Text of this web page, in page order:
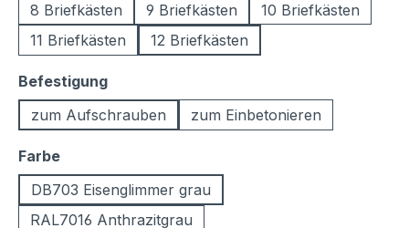
8 Briefkästen
9 Briefkästen
10 Briefkästen
11 Briefkästen
12 Briefkästen
Befestigungauswählen
zum Aufschrauben
zum Einbetonieren
Farbeauswählen
DB703 Eisenglimmer grau
RAL7016 Anthrazitgrau